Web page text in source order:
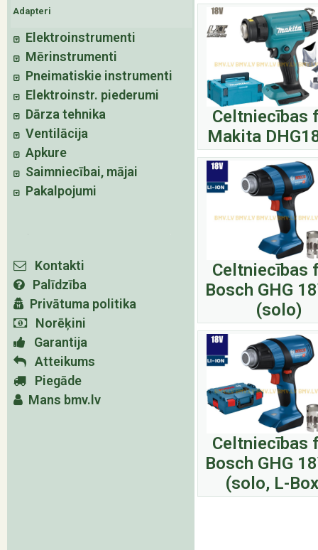
Adapteri
Elektroinstrumenti
Mērinstrumenti
Pneimatiskie instrumenti
Elektroinstr. piederumi
Dārza tehnika
Ventilācija
Apkure
Saimniecībai, mājai
Pakalpojumi
Kontakti
Palīdzība
Privātuma politika
Norēķini
Garantija
Atteikums
Piegāde
Mans bmv.lv
Celtniecības
Makita
Celtniecības
Bosch GHG
(solo)
Celtniecības
Bosch GHG
(solo, L-